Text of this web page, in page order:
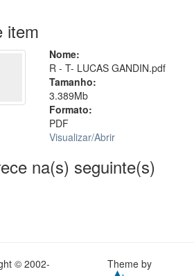
item
Nome:
R - T- LUCAS GANDIN.pdf
Tamanho:
3.389Mb
Formato:
PDF
Visualizar/Abrir
na(s) seguinte(s)
© 2002-
Theme by